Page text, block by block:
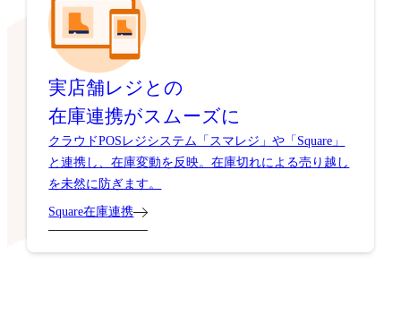
実店舗レジとの
在庫連携がスムーズに
クラウドPOSレジシステム「スマレジ」や「Square」
と連携し、在庫変動を反映。在庫切れによる売り越し
を未然に防ぎます。
Square在庫連携